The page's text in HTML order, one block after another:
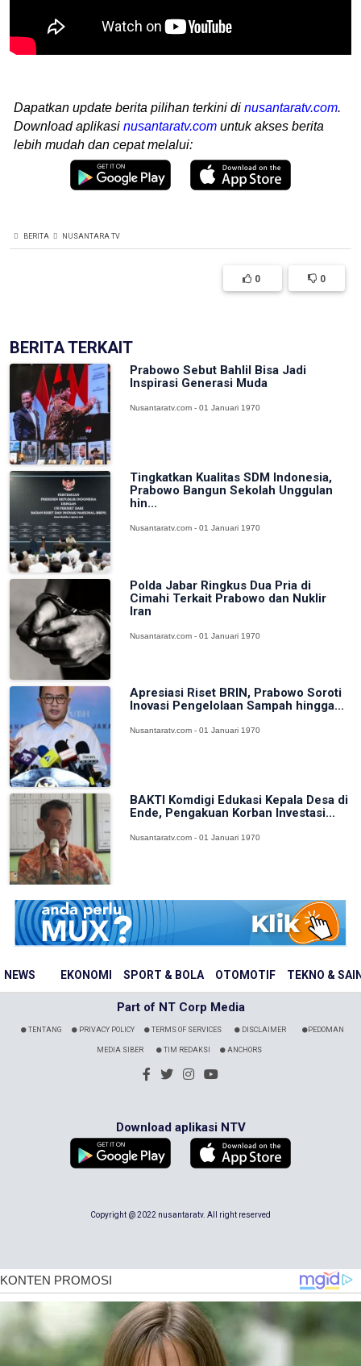
NEWS EKONOMI SPORT & BOLA OTOMOTIF TEKNO &
Dapatkan update berita pilihan terkini di nusantaratv.com.
Download aplikasi nusantaratv.com untuk akses berita
lebih mudah dan cepat melalui:
BERITA NUSANTARA TV
0 0
BERITA TERKAIT
Prabowo Sebut Bahlil Bisa Jadi
Inspirasi Generasi Muda
Nusantaratv.com - 01 Januari 1970
Tingkatkan Kualitas SDM Indonesia,
Prabowo Bangun Sekolah Unggulan
hin...
Nusantaratv.com - 01 Januari 1970
Polda Jabar Ringkus Dua Pria di
Cimahi Terkait Prabowo dan Nuklir
Iran
Nusantaratv.com - 01 Januari 1970
Apresiasi Riset BRIN, Prabowo Soroti
Inovasi Pengelolaan Sampah hingga...
Nusantaratv.com - 01 Januari 1970
BAKTI Komdigi Edukasi Kepala Desa di
Ende, Pengakuan Korban Investasi...
Nusantaratv.com - 01 Januari 1970
Part of NT Corp Media
TENTANG PRIVACY POLICY TERMS OF SERVICES DISCLAIMER PEDOMAN
MEDIA SIBER TIM REDAKSI ANCHORS
Download aplikasi NTV
Copyright @ 2022 nusantaratv. All right reserved